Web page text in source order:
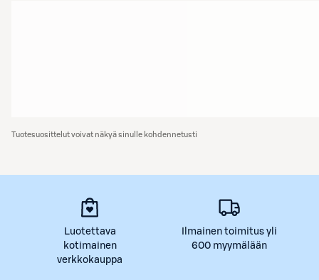
Tuotesuosittelut voivat näkyä sinulle kohdennetusti
Luotettava
kotimainen
verkkokauppa
Ilmainen toimitus yli
600 myymälään